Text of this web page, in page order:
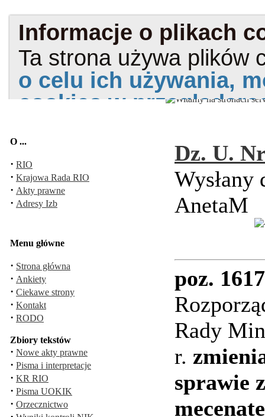
O ...
· RIO
· Krajowa Rada RIO
· Akty prawne
· Adresy Izb
Menu główne
· Strona główna
· Ankiety
· Ciekawe strony
· Kontakt
· RODO
Zbiory tekstów
· Nowe akty prawne
· Pisma i interpretacje
· KR RIO
· Pisma UOKIK
· Orzecznictwo
Dz. U.
Wysłany
AnetaM
poz. 1617
Rady
r.
sprawie